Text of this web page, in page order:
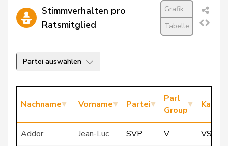
Stimmverhalten pro
Ratsmitglied
Grafik
Tabelle
Partei auswählen
Nachname Vorname Partei
Parl
Group
Addor Jean-Luc SVP V
VS